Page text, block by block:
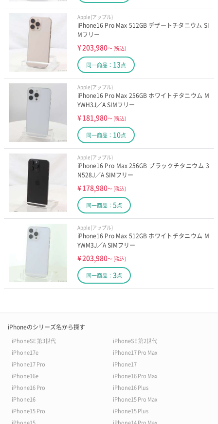
Apple(アップル)
iPhone16 Pro Max 512GB デザートチタニウム SI
Mフリー
¥203,980～ (税込)
同一商品： 13点
Apple(アップル)
iPhone16 Pro Max 256GB ホワイトチタニウム M
YWH3J／A SIMフリー
¥181,980～ (税込)
同一商品： 10点
Apple(アップル)
iPhone16 Pro Max 256GB ブラックチタニウム 3
N528J／A SIMフリー
¥178,980～ (税込)
同一商品： 5点
Apple(アップル)
iPhone16 Pro Max 512GB ホワイトチタニウム M
YWM3J／A SIMフリー
¥203,980～ (税込)
同一商品： 3点
iPhoneのシリーズ名から探す
iPhoneSE 第3世代
iPhoneSE 第2世代
iPhone17e
iPhone17 Pro Max
iPhone17 Pro
iPhone17
iPhone16e
iPhone16 Pro Max
iPhone16 Pro
iPhone16 Plus
iPhone16
iPhone15 Pro Max
iPhone15 Pro
iPhone15 Plus